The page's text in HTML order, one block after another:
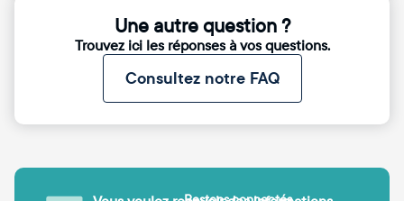
Une autre question ?
Trouvez ici les réponses à vos questions.
Consultez notre FAQ